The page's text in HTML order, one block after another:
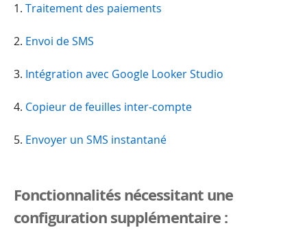
1. Traitement des paiements
2. Envoi de SMS
3. Intégration avec Google Looker Studio
4. Copieur de feuilles inter-compte
5. Envoyer un SMS instantané
Fonctionnalités nécessitant une
configuration supplémentaire :